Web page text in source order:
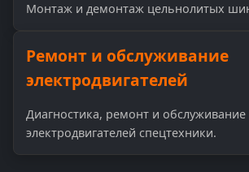
Монтаж и демонтаж цельнолитых
Ремонт и обслуживание
электродвигателей
Диагностика, ремонт и обслуживание
электродвигателей спецтехники.